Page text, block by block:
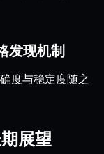
发现机制
度与稳定度随之
展望